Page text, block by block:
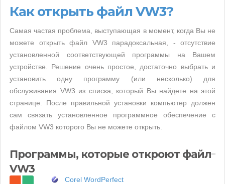
Как открыть файл VW3?
Самая частая проблема, выступающая в момент, когда Вы не
можете открыть файл VW3 парадоксальная, - отсутствие
установленной соответствующей программы на Вашем
устройстве. Решение очень простое, достаточно выбрать и
установить одну программу (или несколько) для
обслуживания VW3 из списка, который Вы найдете на этой
странице. После правильной установки компьютер должен
сам связать установленное программное обеспечение с
файлом VW3 которого Вы не можете открыть.
Программы, которые откроют файл
VW3
Corel WordPerfect